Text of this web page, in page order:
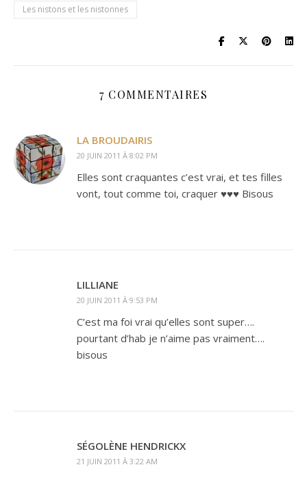
Les nistons et les nistonnes
7 COMMENTAIRES
LA BROUDAIRIS
20 JUIN 2011 À 8:02 PM
Elles sont craquantes c’est vrai, et tes filles
vont, tout comme toi, craquer ♥♥♥ Bisous
LILLIANE
20 JUIN 2011 À 9:53 PM
C’est ma foi vrai qu’elles sont super….
pourtant d’hab je n’aime pas vraiment….
bisous
SÉGOLÈNE HENDRICKX
21 JUIN 2011 À 3:22 AM